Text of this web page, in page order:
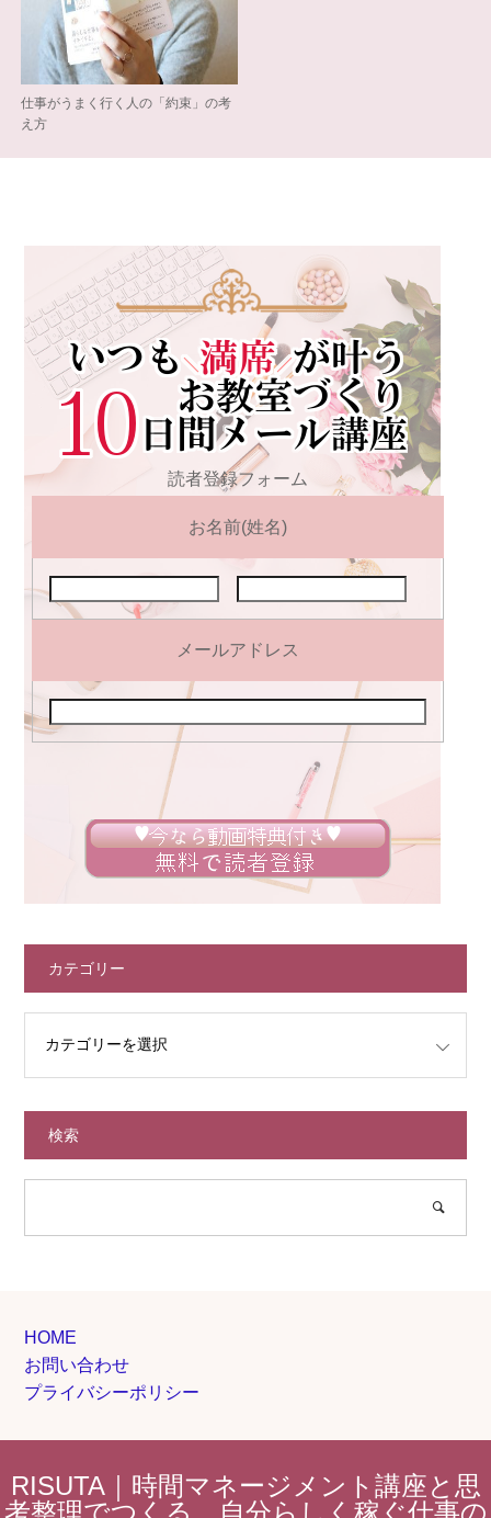
仕事がうまく行く人の「約束」の考
え方
読者登録フォーム
お名前(姓名)
メールアドレス
カテゴリー
検索
HOME
お問い合わせ
プライバシーポリシー
RISUTA｜時間マネージメント講座と思
考整理でつくる、自分らしく稼ぐ仕事の